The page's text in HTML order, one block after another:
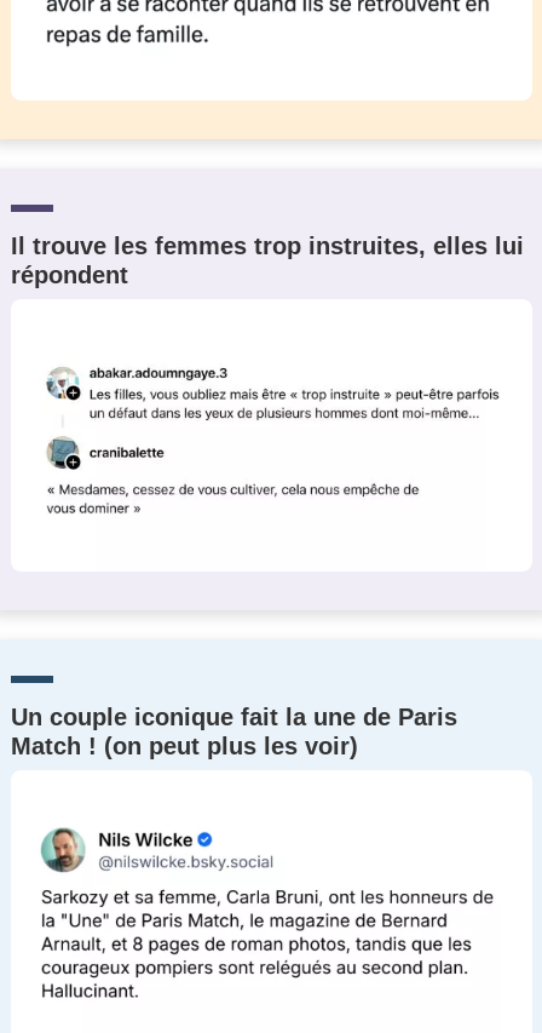
Il trouve les femmes trop instruites, elles lui
répondent
Un couple iconique fait la une de Paris
Match ! (on peut plus les voir)